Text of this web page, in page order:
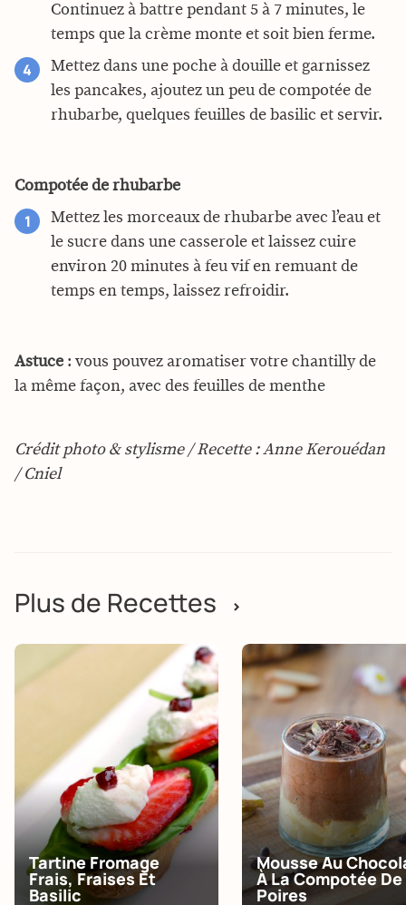
Continuez à battre pendant 5 à 7 minutes, le
temps que la crème monte et soit bien ferme.
Mettez dans une poche à douille et garnissez
les pancakes, ajoutez un peu de compotée de
rhubarbe, quelques feuilles de basilic et servir.
Compotée de rhubarbe
Mettez les morceaux de rhubarbe avec l’eau et
le sucre dans une casserole et laissez cuire
environ 20 minutes à feu vif en remuant de
temps en temps, laissez refroidir.
Astuce : vous pouvez aromatiser votre chantilly de
la même façon, avec des feuilles de menthe
Crédit photo & stylisme / Recette : Anne Kerouédan
/ Cniel
Plus de Recettes >
Tartine Fromage
Frais, Fraises Et
Basilic
Mousse Au
À La Compotée De
Poires